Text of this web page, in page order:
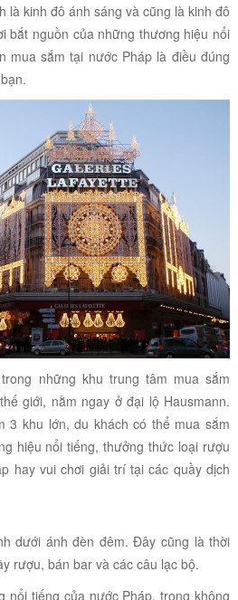
là kinh đô ánh sáng và cũng là kinh đô
bắt nguồn của những thương hiệu nổi
mua sắm tại nước Pháp là điều đúng
những khu trung tâm mua sắm
giới, nằm ngay ở đại lộ Hausmann.
3 khu lớn, du khách có thể mua sắm
hiệu nổi tiếng, thưởng thức loại rượu
hay vui chơi giải trí tại các quầy dịch
dưới ánh đèn đêm. Đây cũng là thời
rượu, bán bar và các câu lạc bộ.
tiếng của nước Pháp, trong không